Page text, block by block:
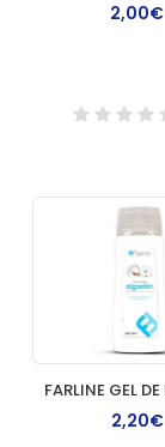
2,00€
Añadir
2,20€